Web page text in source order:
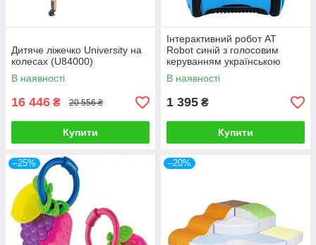
Дитяче ліжечко University на
колесах (U84000)
В наявності
16 446 ₴ 20 556 ₴
Купити
Інтерактивний робот AT
Robot синій з голосовим
керуванням українською
мовою AT001-05-UKR
В наявності
1 395 ₴
Купити
–25% –20%